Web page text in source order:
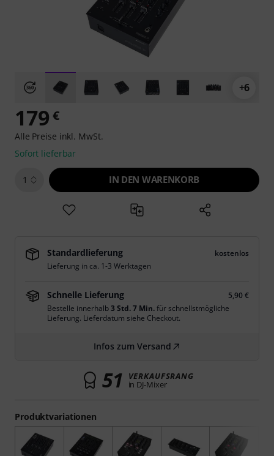
+6
Produktvariationen
179 €
Alle Preise inkl. MwSt.
Sofort lieferbar
1 IN DEN WARENKORB
Standardlieferung
kostenlos
Lieferung in ca. 1-3 Werktagen
Schnelle Lieferung
5,90 €
Bestelle innerhalb3 Std. 7 Min.für schnellstmögliche
Lieferung. Lieferdatum siehe Checkout.
Infos zum Versand
51 VERKAUFSRANG
in DJ-Mixer